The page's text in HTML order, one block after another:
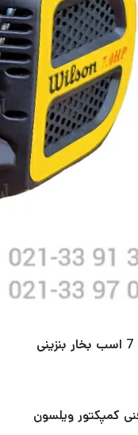
کمپکتور ویلسون